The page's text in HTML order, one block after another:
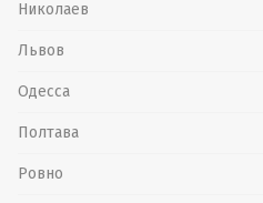
Николаев
Львов
Одесса
Полтава
Ровно